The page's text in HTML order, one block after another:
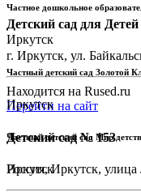
Детский сад для
г. Иркутск, ул.
Находится на Rused.ru
Перейти на сайт
Детский сад № 153
Россия, Иркутск,
Частное дошкольное
Иркутск
Частный детский сад Золотой
Иркутск
Частный детский сад Мир
Иркутск